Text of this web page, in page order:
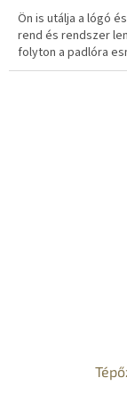
Ön is utálja a lógó
rend és rendszer
folyton a padlóra